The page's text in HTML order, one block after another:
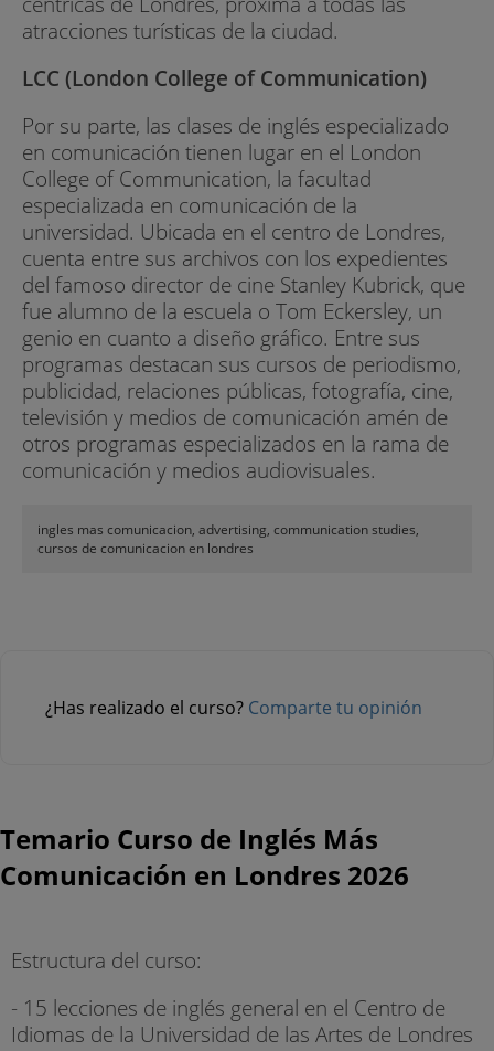
atracciones turísticas de la ciudad.
LCC (London College of Communication)
Por su parte, las clases de inglés especializado
en comunicación tienen lugar en el London
College of Communication, la facultad
especializada en comunicación de la
universidad. Ubicada en el centro de Londres,
cuenta entre sus archivos con los expedientes
del famoso director de cine Stanley Kubrick, que
fue alumno de la escuela o Tom Eckersley, un
genio en cuanto a diseño gráfico. Entre sus
programas destacan sus cursos de periodismo,
publicidad, relaciones públicas, fotografía, cine,
televisión y medios de comunicación amén de
otros programas especializados en la rama de
comunicación y medios audiovisuales.
ingles mas comunicacion, advertising, communication studies,
cursos de comunicacion en londres
¿Has realizado el curso? Comparte tu opinión
Temario Curso de Inglés Más
Comunicación en Londres 2026
Estructura del curso:
- 15 lecciones de inglés general en el Centro de
Idiomas de la Universidad de las Artes de Londres